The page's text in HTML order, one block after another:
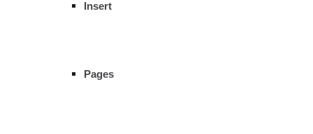
Insert
Pages